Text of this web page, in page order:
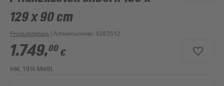
129 x 90 cm
Produktdetails | Artikelnummer:4282512
1.749,00 €
inkl. 19% MwSt.